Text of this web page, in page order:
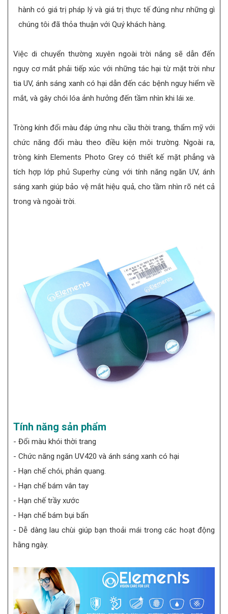
hành có giá trị pháp lý và giá trị thực tế đúng như những gì
chúng tôi đã thỏa thuận với Quý khách hàng.
Việc di chuyển thường xuyên ngoài trời nắng sẽ dẫn đến
nguy cơ mắt phải tiếp xúc với những tác hại từ mặt trời như
tia UV, ánh sáng xanh có hại dẫn đến các bệnh nguy hiểm về
mắt, và gây chói lóa ảnh hưởng đến tầm nhìn khi lái xe.
Tròng kính đổi màu đáp ứng nhu cầu thời trang, thẩm mỹ với
chức năng đổi màu theo điều kiện môi trường. Ngoài ra,
tròng kính Elements Photo Grey có thiết kế mặt phẳng và
tích hợp lớp phủ Superhy cùng với tính năng ngăn UV, ánh
sáng xanh giúp bảo vệ mắt hiệu quả, cho tầm nhìn rõ nét cả
trong và ngoài trời.
Tính năng sản phẩm
- Đổi màu khói thời trang
- Chức năng ngăn UV420 và ánh sáng xanh có hại
- Hạn chế chói, phản quang.
- Hạn chế bám vân tay
- Hạn chế trầy xước
- Hạn chế bám bụi bẩn
- Dễ dàng lau chùi giúp bạn thoải mái trong các hoạt động
hằng ngày.